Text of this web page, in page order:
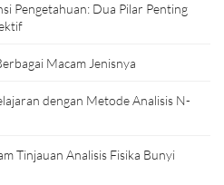
Pengetahuan: Dua Pilar Penting
Macam Jenisnya
dengan Metode Analisis N-
Tinjauan Analisis Fisika Bunyi